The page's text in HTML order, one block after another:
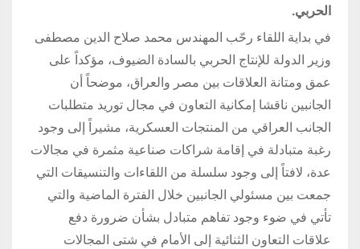
الحربي.
في بداية اللقاء رحّب المهندس محمد صلاح الدين مصطفى
وزير الدولة للإنتاج الحربي بالسادة الضيوف، مؤكداً على
عمق ومتانة العلاقات بين مصر والعراق، موضحاً أن
الجانبين ناقشا إمكانية التعاون في مجال توريد متطلبات
الجانب العراقي من المنتجات العسكرية، مشيراً إلى وجود
رغبة متبادلة في إقامة شراكات صناعية مثمرة في مجالات
عدة، لافتاً إلى وجود سلسلة من اللقاءات والتنسيقات التي
جمعت بين مسئولي الجانبين خلال الفترة الماضية والتي
تأتي في ضوء وجود تفاهم متبادل بشأن ضرورة دفع
علاقات التعاون الثنائية إلى الأمام في شتى المجالات